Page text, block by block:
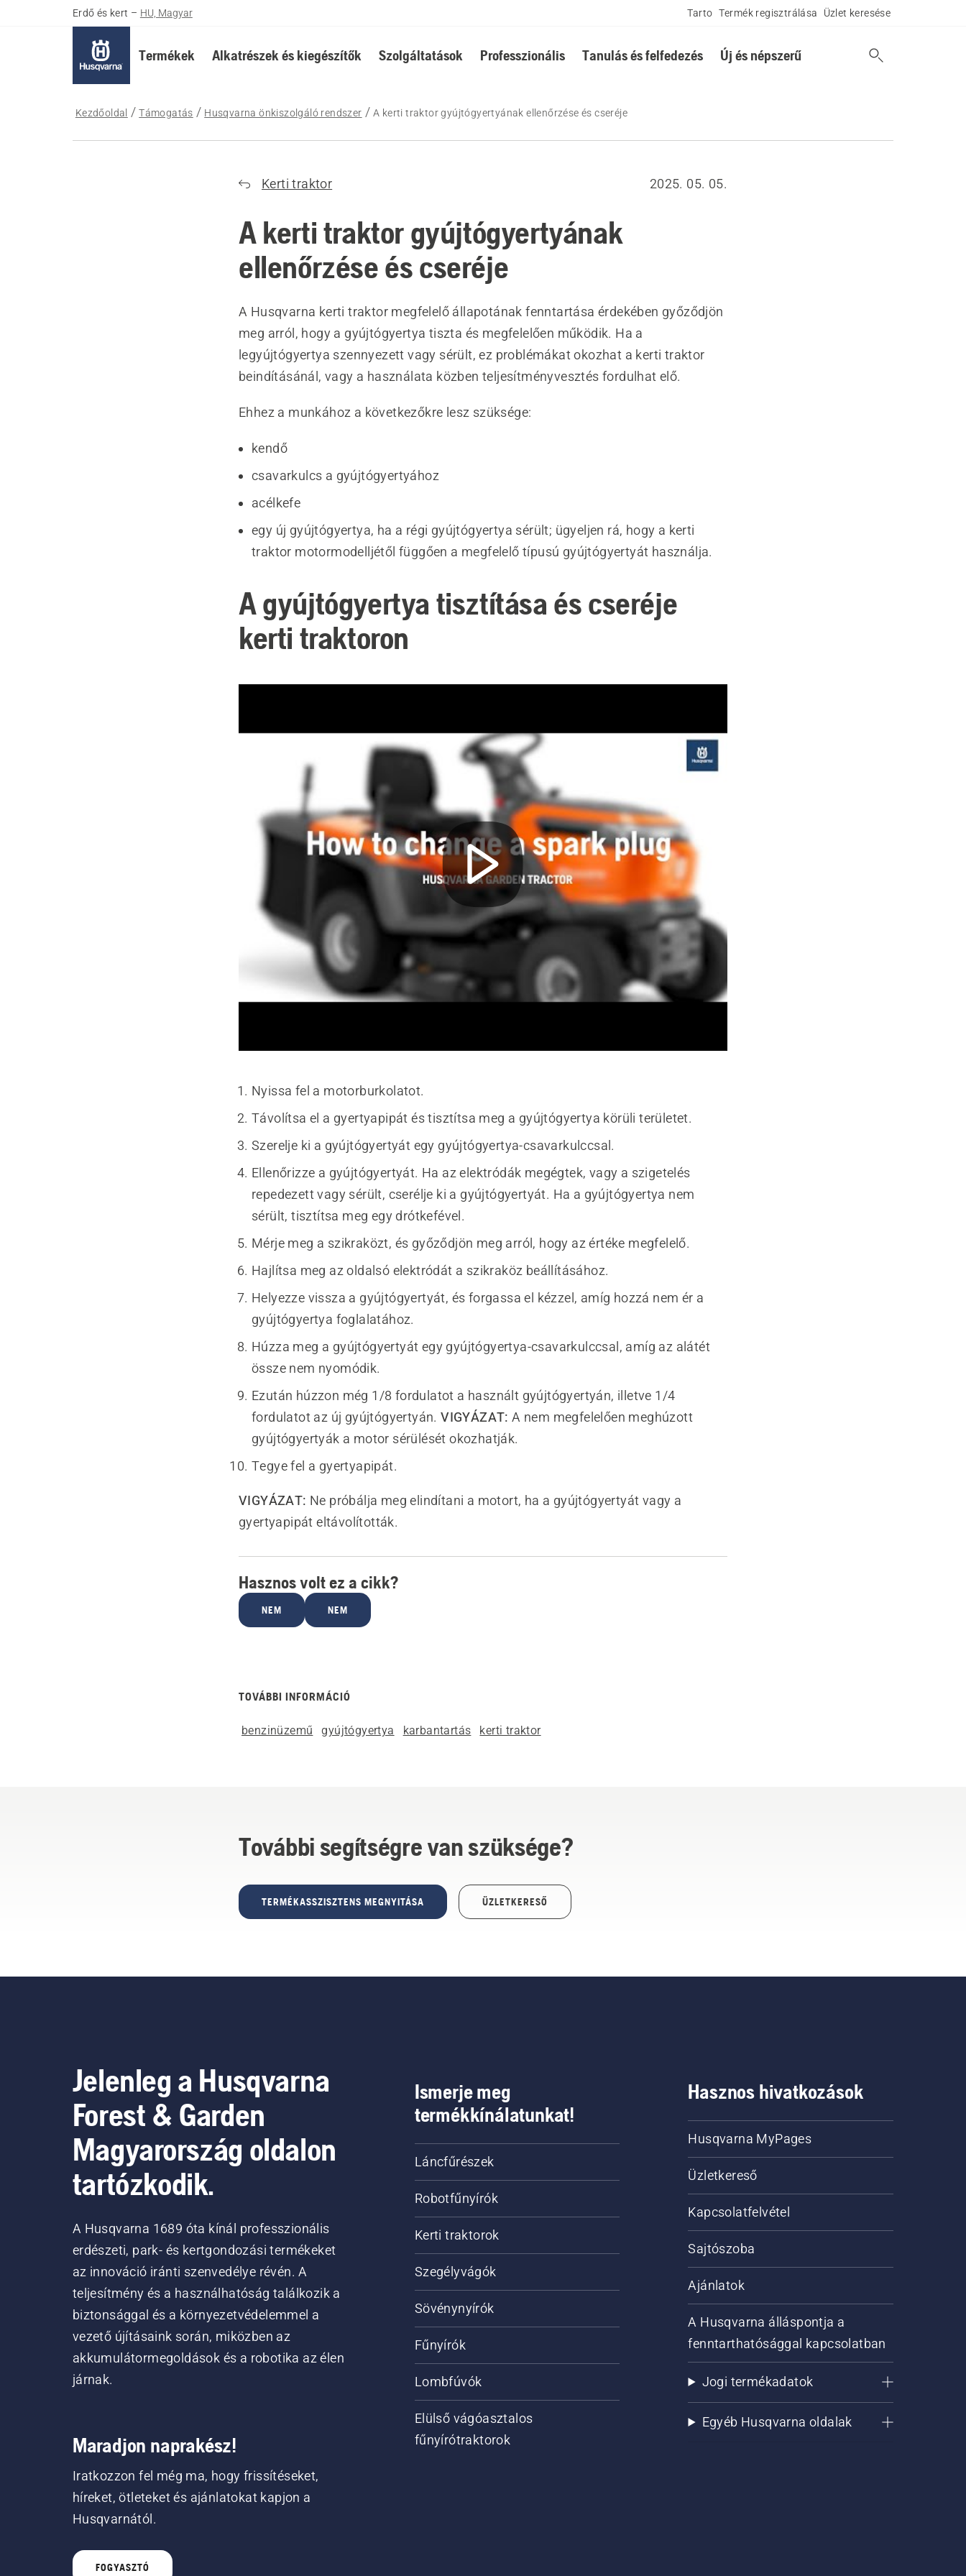
Erdő és kert – HU, Magyar Tarto Termék regisztrálása Üzlet keresése
Termékek Alkatrészek és kiegészítők Szolgáltatások Professzionális Tanulás és felfedezés Új és népszerű
Kezdőoldal Támogatás Husqvarna önkiszolgáló rendszer A kerti traktor gyújtógyertyának ellenőrzése és cseréje
Kerti traktor 2025. 05. 05.
A kerti traktor gyújtógyertyának
ellenőrzése és cseréje
A Husqvarna kerti traktor megfelelő állapotának fenntartása érdekében győződjön
meg arról, hogy a gyújtógyertya tiszta és megfelelően működik. Ha a
legyújtógyertya szennyezett vagy sérült, ez problémákat okozhat a kerti traktor
beindításánál, vagy a használata közben teljesítményvesztés fordulhat elő.
Ehhez a munkához a következőkre lesz szüksége:
kendő
csavarkulcs a gyújtógyertyához
acélkefe
egy új gyújtógyertya, ha a régi gyújtógyertya sérült; ügyeljen rá, hogy a kerti
traktor motormodelljétől függően a megfelelő típusú gyújtógyertyát használja.
A gyújtógyertya tisztítása és cseréje
kerti traktoron
Nyissa fel a motorburkolatot.
Távolítsa el a gyertyapipát és tisztítsa meg a gyújtógyertya körüli területet.
Szerelje ki a gyújtógyertyát egy gyújtógyertya-csavarkulccsal.
Ellenőrizze a gyújtógyertyát. Ha az elektródák megégtek, vagy a szigetelés
repedezett vagy sérült, cserélje ki a gyújtógyertyát. Ha a gyújtógyertya nem
sérült, tisztítsa meg egy drótkefével.
Mérje meg a szikraközt, és győződjön meg arról, hogy az értéke megfelelő.
Hajlítsa meg az oldalsó elektródát a szikraköz beállításához.
Helyezze vissza a gyújtógyertyát, és forgassa el kézzel, amíg hozzá nem ér a
gyújtógyertya foglalatához.
Húzza meg a gyújtógyertyát egy gyújtógyertya-csavarkulccsal, amíg az alátét
össze nem nyomódik.
Ezután húzzon még 1/8 fordulatot a használt gyújtógyertyán, illetve 1/4
fordulatot az új gyújtógyertyán.VIGYÁZAT: A nem megfelelően meghúzott
gyújtógyertyák a motor sérülését okozhatják.
Tegye fel a gyertyapipát.
VIGYÁZAT: Ne próbálja meg elindítani a motort, ha a gyújtógyertyát vagy a
gyertyapipát eltávolították.
Hasznos volt ez a cikk?
NEM NEM
TOVÁBBI INFORMÁCIÓ
benzinüzemű gyújtógyertya karbantartás kerti traktor
További segítségre van szüksége?
TERMÉKASSZISZTENS MEGNYITÁSA ÜZLETKERESŐ
Jelenleg a Husqvarna
Forest & Garden
Magyarország oldalon
tartózkodik.
A Husqvarna 1689 óta kínál professzionális
erdészeti, park- és kertgondozási termékeket
az innováció iránti szenvedélye révén. A
teljesítmény és a használhatóság találkozik a
biztonsággal és a környezetvédelemmel a
vezető újításaink során, miközben az
akkumulátormegoldások és a robotika az élen
járnak.
Maradjon naprakész!
Iratkozzon fel még ma, hogy frissítéseket,
híreket, ötleteket és ajánlatokat kapjon a
Husqvarnától.
FOGYASZTÓ
Ismerje meg
termékkínálatunkat!
Láncfűrészek
Robotfűnyírók
Kerti traktorok
Szegélyvágók
Sövénynyírók
Fűnyírók
Lombfúvók
Elülső vágóasztalos
fűnyírótraktorok
Hasznos hivatkozások
Husqvarna MyPages
Üzletkereső
Kapcsolatfelvétel
Sajtószoba
Ajánlatok
A Husqvarna álláspontja a
fenntarthatósággal kapcsolatban
Jogi termékadatok
Egyéb Husqvarna oldalak